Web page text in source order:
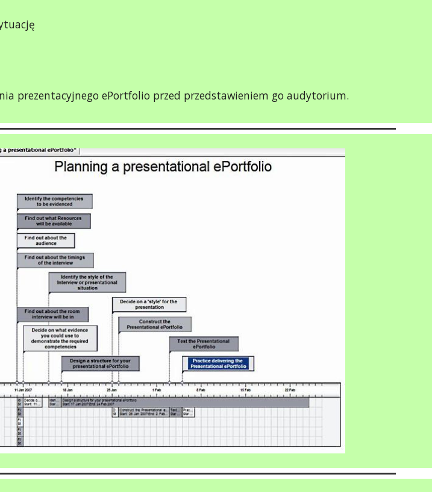
prezentacyjnego ePortfolio przed przedstawieniem go audytorium.